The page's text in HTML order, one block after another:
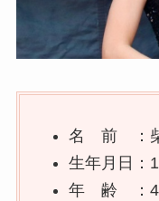
名 前 ：柴
生年月日：
年 齢 ：44